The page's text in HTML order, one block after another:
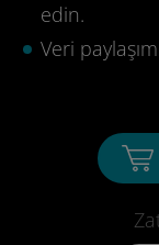
edin.
Veri